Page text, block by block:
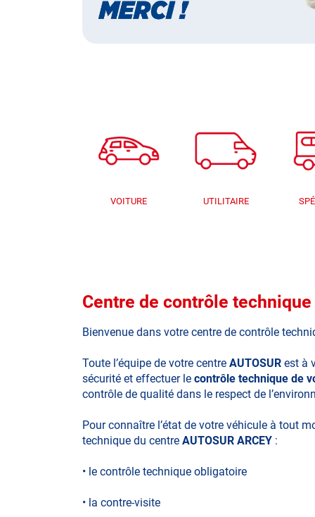
VOITURE UTILITAIRE
Centre de contrôle technique
Bienvenue dans votre centre de contrôle
Toute l’équipe de votre centre AUTOSUR est à
sécurité et effectuer le contrôle technique de
contrôle de qualité dans le respect de
Pour connaître l’état de votre véhicule à tout
technique du centre AUTOSUR ARCEY :
• le contrôle technique obligatoire
• la contre-visite